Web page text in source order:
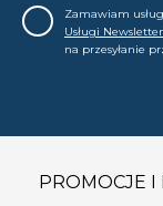
Zamawiam
Usługi
na przesyłanie
promocjach,
PROMOCJE I